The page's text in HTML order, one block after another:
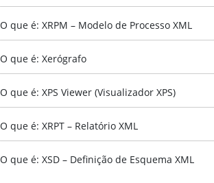
O que é: XRPM – Modelo de Processo XML
O que é: Xerógrafo
O que é: XPS Viewer (Visualizador XPS)
O que é: XRPT – Relatório XML
O que é: XSD – Definição de Esquema XML